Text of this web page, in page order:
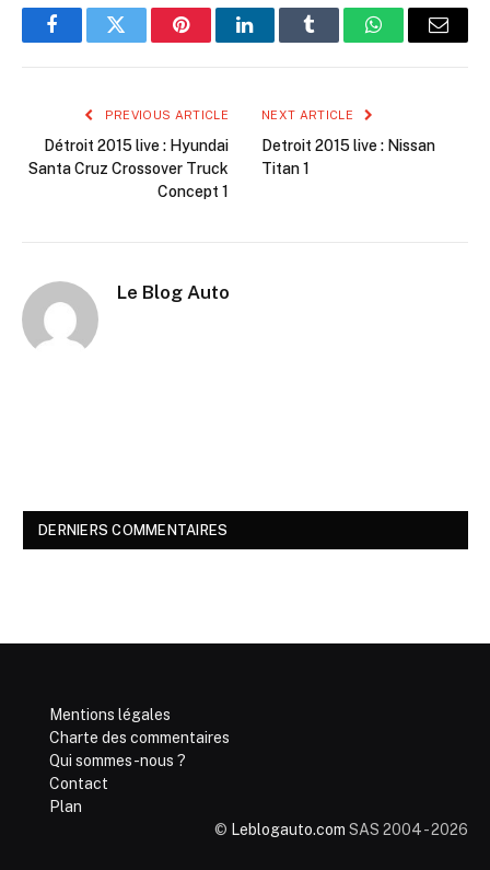
FacebookTwitter PinterestLinkedInTumblr WhatsAppEmail
PREVIOUS ARTICLE
Détroit 2015 live : Hyundai
Santa Cruz Crossover Truck
Concept 1
NEXT ARTICLE
Detroit 2015 live : Nissan
Titan 1
Le Blog Auto
DERNIERS COMMENTAIRES
Mentions légales
Charte des commentaires
Qui sommes-nous ?
Contact
Plan
© Leblogauto.com SAS 2004 - 2026